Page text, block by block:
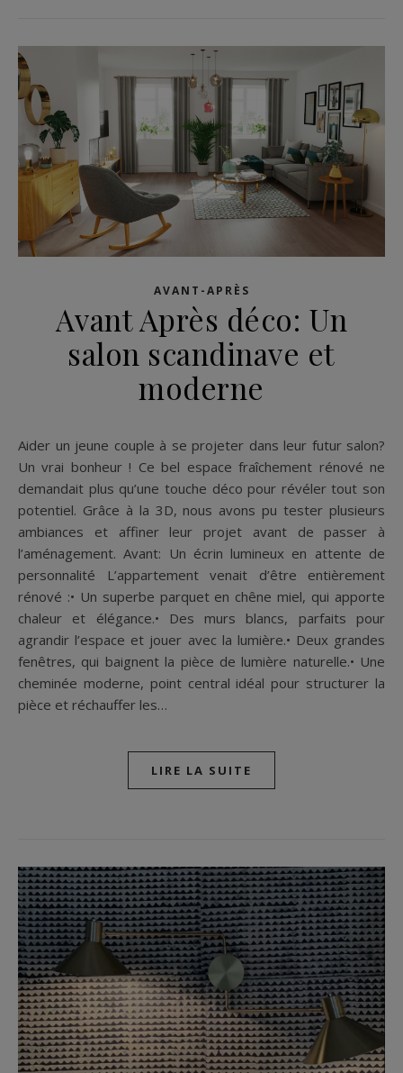
AVANT-APRÈS
Avant Après déco: Un
salon scandinave et
moderne
Aider un jeune couple à se projeter dans leur futur salon?
Un vrai bonheur ! Ce bel espace fraîchement rénové ne
demandait plus qu’une touche déco pour révéler tout son
potentiel. Grâce à la 3D, nous avons pu tester plusieurs
ambiances et affiner leur projet avant de passer à
l’aménagement. Avant: Un écrin lumineux en attente de
personnalité L’appartement venait d’être entièrement
rénové :• Un superbe parquet en chêne miel, qui apporte
chaleur et élégance.• Des murs blancs, parfaits pour
agrandir l’espace et jouer avec la lumière.• Deux grandes
fenêtres, qui baignent la pièce de lumière naturelle.• Une
cheminée moderne, point central idéal pour structurer la
pièce et réchauffer les…
LIRE LA SUITE